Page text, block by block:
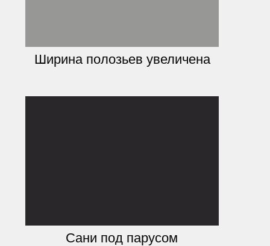
Ширина полозьев увеличена
Сани под парусом